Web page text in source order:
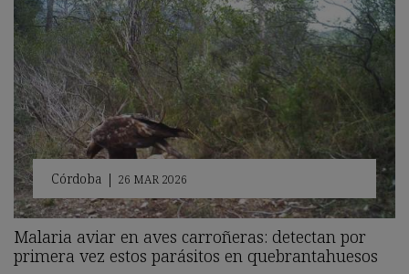
Córdoba | 26 MAR 2026
Malaria aviar en aves carroñeras: detectan por
primera vez estos parásitos en quebrantahuesos